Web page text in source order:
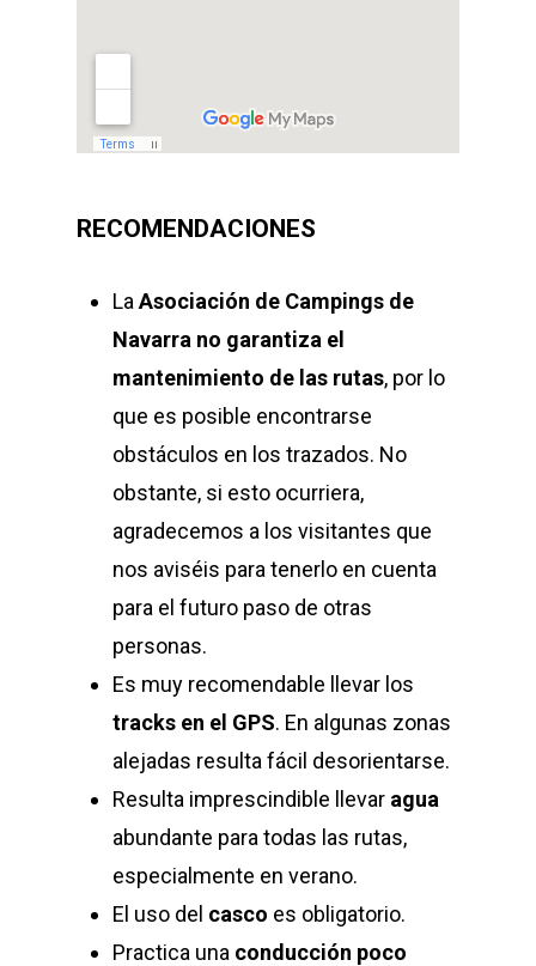
RECOMENDACIONES
La Asociación de Campings de
Navarra no garantiza el
mantenimiento de las rutas, por lo
que es posible encontrarse
obstáculos en los trazados. No
obstante, si esto ocurriera,
agradecemos a los visitantes que
nos aviséis para tenerlo en cuenta
para el futuro paso de otras
personas.
Es muy recomendable llevar los
tracks en el GPS. En algunas zonas
alejadas resulta fácil desorientarse.
Resulta imprescindible llevar agua
abundante para todas las rutas,
especialmente en verano.
El uso del casco es obligatorio.
Practica una conducción poco